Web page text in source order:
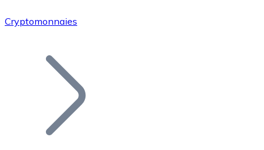
Rejoignez notre réseau de distributeurs et
Ajoutez le token de votre projet à notre service
Cryptomonnaies